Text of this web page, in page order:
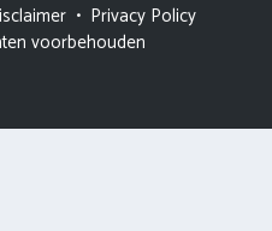
• Privacy Policy
voorbehouden